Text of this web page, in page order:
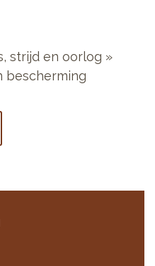
strijd en oorlog »
bescherming